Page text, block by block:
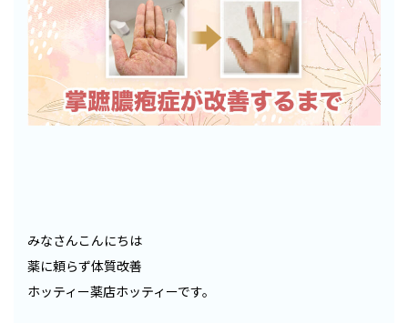
みなさんこんにちは
薬に頼らず体質改善
ホッティー薬店ホッティーです。